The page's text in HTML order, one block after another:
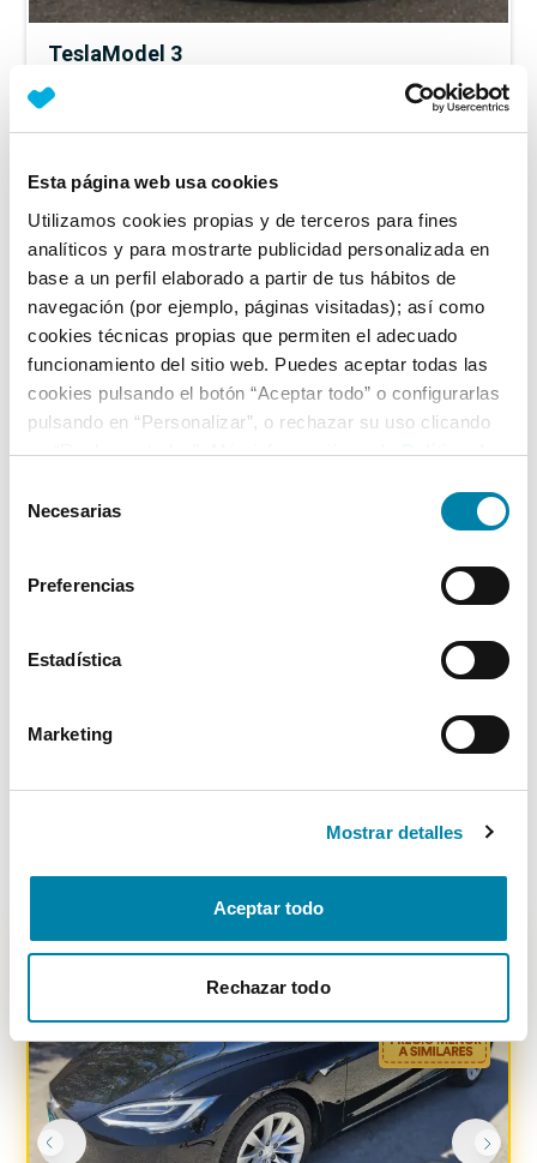
Esta página web usa cookies
Utilizamos cookies propias y de terceros para fines
analíticos y para mostrarte publicidad personalizada en
base a un perfil elaborado a partir de tus hábitos de
navegación (por ejemplo, páginas visitadas); así como
cookies técnicas propias que permiten el adecuado
funcionamiento del sitio web. Puedes aceptar todas las
cookies pulsando el botón “Aceptar todo” o configurarlas
pulsando en “Personalizar”, o rechazar su uso clicando
en “Rechazar todas”. Más información en laPolítica de
Necesarias
Preferencias
Estadística
Marketing
Mostrar detalles
Aceptar todo
Rechazar todo
TeslaModel 3
Performance 4wd
Eléctrico 2021 130.000km Automático
Vendido por particular
30.500€ Desde337€/mes
TeslaModel 3
Automático
Vendido por particular Asturias
Desde 364€/mes
-1900€